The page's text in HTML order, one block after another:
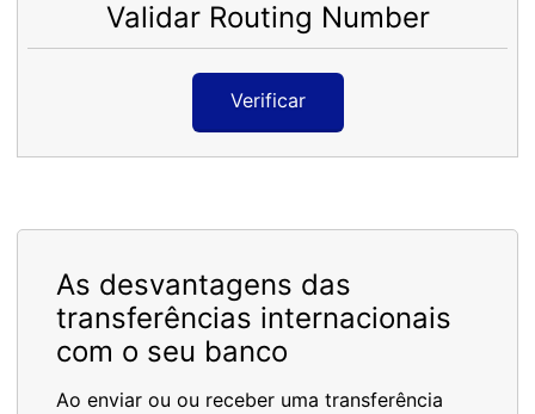
Validar Routing Number
Verificar
As desvantagens das
transferências internacionais
com o seu banco
Ao enviar ou ou receber uma transferência